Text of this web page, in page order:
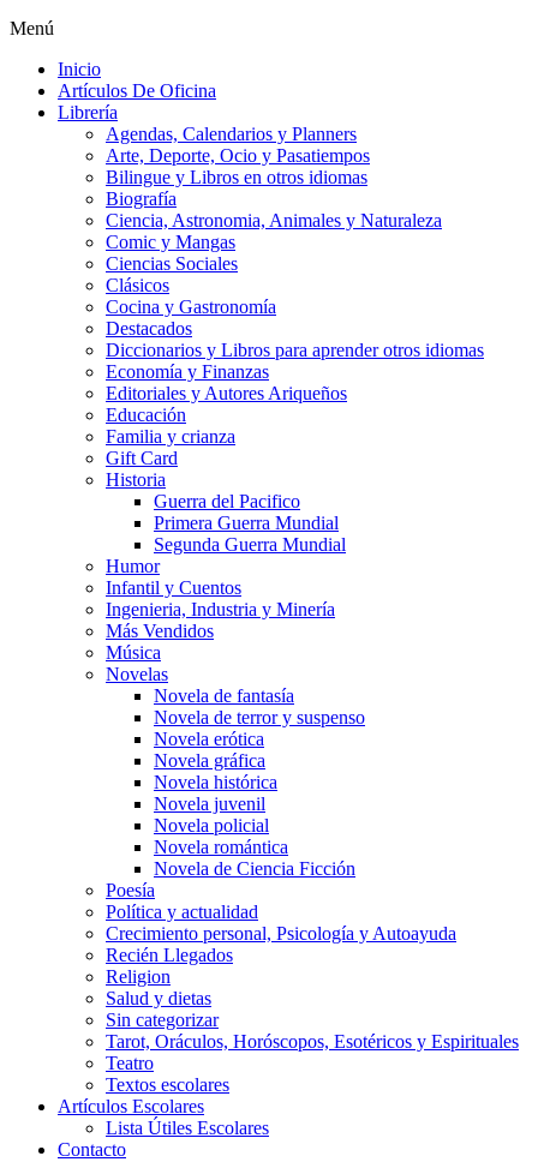
Menú
Inicio
Artículos De Oficina
Librería
Agendas, Calendarios y Planners
Arte, Deporte, Ocio y Pasatiempos
Bilingue y Libros en otros idiomas
Biografía
Ciencia, Astronomia, Animales y Naturaleza
Comic y Mangas
Ciencias Sociales
Clásicos
Cocina y Gastronomía
Destacados
Diccionarios y Libros para aprender otros idiomas
Economía y Finanzas
Editoriales y Autores Ariqueños
Educación
Familia y crianza
Gift Card
Historia
Guerra del Pacifico
Primera Guerra Mundial
Segunda Guerra Mundial
Humor
Infantil y Cuentos
Ingenieria, Industria y Minería
Más Vendidos
Música
Novelas
Novela de fantasía
Novela de terror y suspenso
Novela erótica
Novela gráfica
Novela histórica
Novela juvenil
Novela policial
Novela romántica
Novela de Ciencia Ficción
Poesía
Política y actualidad
Crecimiento personal, Psicología y Autoayuda
Recién Llegados
Religion
Salud y dietas
Sin categorizar
Tarot, Oráculos, Horóscopos, Esotéricos y Espirituales
Teatro
Textos escolares
Artículos Escolares
Lista Útiles Escolares
Contacto